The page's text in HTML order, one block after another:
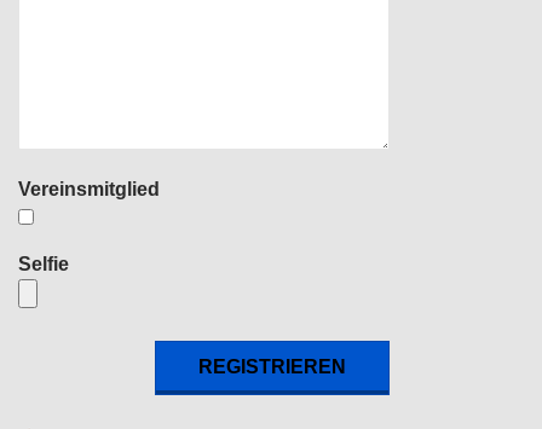
Vereinsmitglied
Selfie